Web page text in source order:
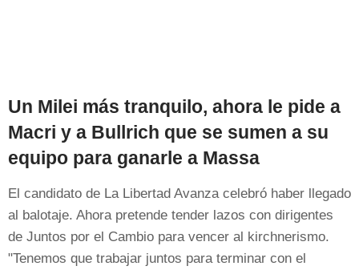
Un Milei más tranquilo, ahora le pide a
Macri y a Bullrich que se sumen a su
equipo para ganarle a Massa
El candidato de La Libertad Avanza celebró haber llegado
al balotaje. Ahora pretende tender lazos con dirigentes
de Juntos por el Cambio para vencer al kirchnerismo.
"Tenemos que trabajar juntos para terminar con el